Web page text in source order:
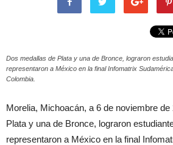
Dos medallas de Plata y una de Bronce, lograron
representaron a México en la final Infomatrix
Colombia.
Morelia, Michoacán, a 6 de noviembre
Plata y una de Bronce, lograron
representaron a México en la final